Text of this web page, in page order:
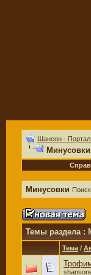
Шансон -
Минусовки
Минусовки
Темы раздела:
Тема /